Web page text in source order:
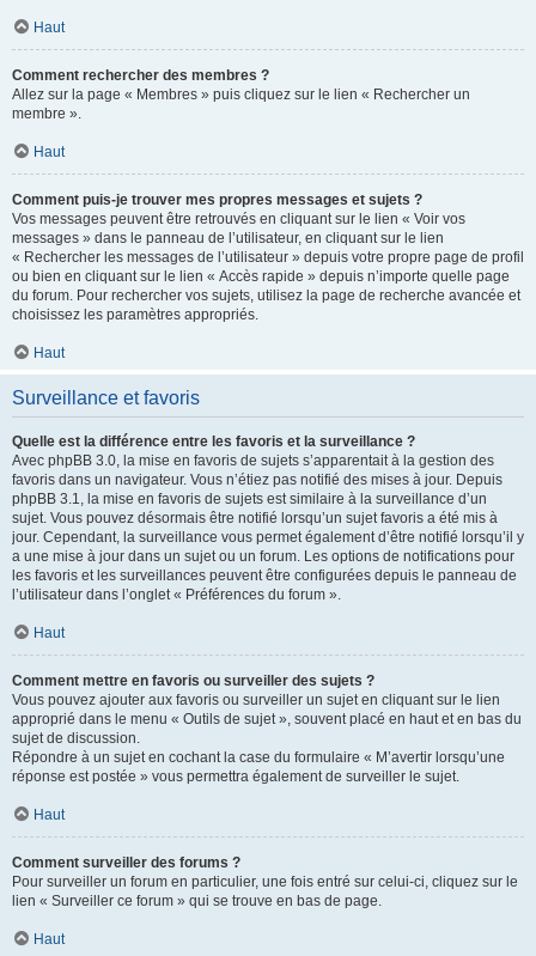
Haut
Comment rechercher des membres ?
Allez sur la page « Membres » puis cliquez sur le lien « Rechercher un
membre ».
Haut
Comment puis-je trouver mes propres messages et sujets ?
Vos messages peuvent être retrouvés en cliquant sur le lien « Voir vos
messages » dans le panneau de l’utilisateur, en cliquant sur le lien
« Rechercher les messages de l’utilisateur » depuis votre propre page de profil
ou bien en cliquant sur le lien « Accès rapide » depuis n’importe quelle page
du forum. Pour rechercher vos sujets, utilisez la page de recherche avancée et
choisissez les paramètres appropriés.
Haut
Surveillance et favoris
Quelle est la différence entre les favoris et la surveillance ?
Avec phpBB 3.0, la mise en favoris de sujets s’apparentait à la gestion des
favoris dans un navigateur. Vous n’étiez pas notifié des mises à jour. Depuis
phpBB 3.1, la mise en favoris de sujets est similaire à la surveillance d’un
sujet. Vous pouvez désormais être notifié lorsqu’un sujet favoris a été mis à
jour. Cependant, la surveillance vous permet également d’être notifié lorsqu’il y
a une mise à jour dans un sujet ou un forum. Les options de notifications pour
les favoris et les surveillances peuvent être configurées depuis le panneau de
l’utilisateur dans l’onglet « Préférences du forum ».
Haut
Comment mettre en favoris ou surveiller des sujets ?
Vous pouvez ajouter aux favoris ou surveiller un sujet en cliquant sur le lien
approprié dans le menu « Outils de sujet », souvent placé en haut et en bas du
sujet de discussion.
Répondre à un sujet en cochant la case du formulaire « M’avertir lorsqu’une
réponse est postée » vous permettra également de surveiller le sujet.
Haut
Comment surveiller des forums ?
Pour surveiller un forum en particulier, une fois entré sur celui-ci, cliquez sur le
lien « Surveiller ce forum » qui se trouve en bas de page.
Haut